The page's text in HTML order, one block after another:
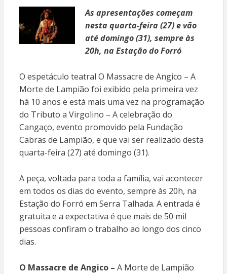
As apresentações começam
nesta quarta-feira (27) e vão
até domingo (31), sempre às
20h, na Estação do Forró
O espetáculo teatral O Massacre de Angico – A
Morte de Lampião foi exibido pela primeira vez
há 10 anos e está mais uma vez na programação
do Tributo a Virgolino – A celebração do
Cangaço, evento promovido pela Fundação
Cabras de Lampião, e que vai ser realizado desta
quarta-feira (27) até domingo (31).
A peça, voltada para toda a família, vai acontecer
em todos os dias do evento, sempre às 20h, na
Estação do Forró em Serra Talhada. A entrada é
gratuita e a expectativa é que mais de 50 mil
pessoas confiram o trabalho ao longo dos cinco
dias.
O Massacre de Angico – A Morte de Lampião